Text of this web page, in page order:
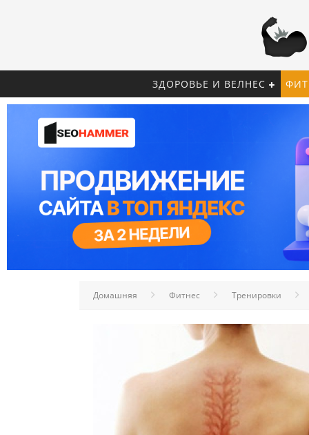
ЗДОРОВЬЕ И ВЕЛНЕС
Домашняя Фитнес Тренировки